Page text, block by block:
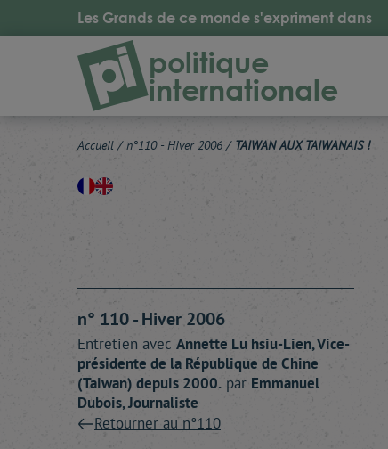
Les Grands de ce monde s'expriment dans
politique
internationale
Accueil / n°110 - Hiver 2006 / TAIWAN AUX TAIWANAIS !
n° 110 - Hiver 2006
Entretien avec Annette Lu hsiu-Lien, Vice-
présidente de la République de Chine
(Taiwan) depuis 2000. par Emmanuel
Dubois, Journaliste
Retourner au n°110